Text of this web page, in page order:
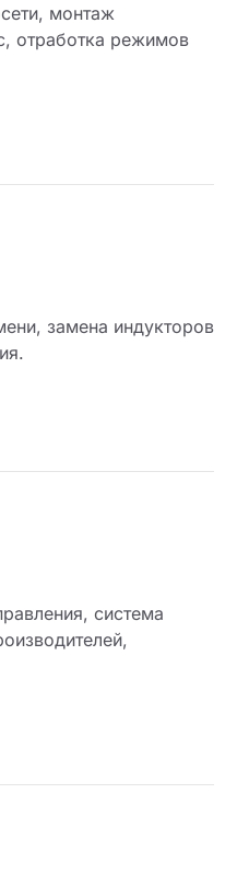
монтаж
отработка режимов
замена индукторов
система